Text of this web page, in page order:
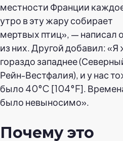
местности Франции
утро в эту жару собирает
мертвых птиц», — написал
из них. Другой добавил: «Я
гораздо западнее
Рейн-Вестфалия), и у нас
было 40°C [104°F].
было невыносимо».
Почему это